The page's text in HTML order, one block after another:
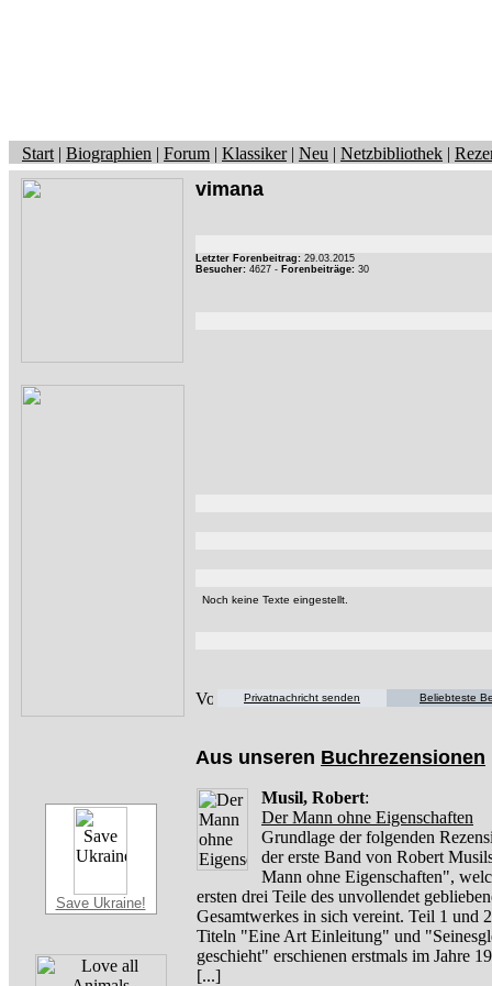
Start | Biographien | Forum | Klassiker| Neu | Netzbibliothek |
Save Ukraine!
vimana
Letzter Forenbeitrag: 29.03.2015
Besucher: 4627 - Forenbeiträge: 30
Noch keine Texte eingestellt.
Privatnachricht senden Beliebteste
Aus unseren Buchrezensionen
Musil, Robert:
Der Mann ohne Eigenschaften
Grundlage der folgenden
der erste Band von Robert
Mann ohne Eigenschaften",
ersten drei Teile des unvollendet
Gesamtwerkes in sich vereint. Teil 1 und
Titeln "Eine Art Einleitung" und
geschieht" erschienen erstmals im Jahre
[...]